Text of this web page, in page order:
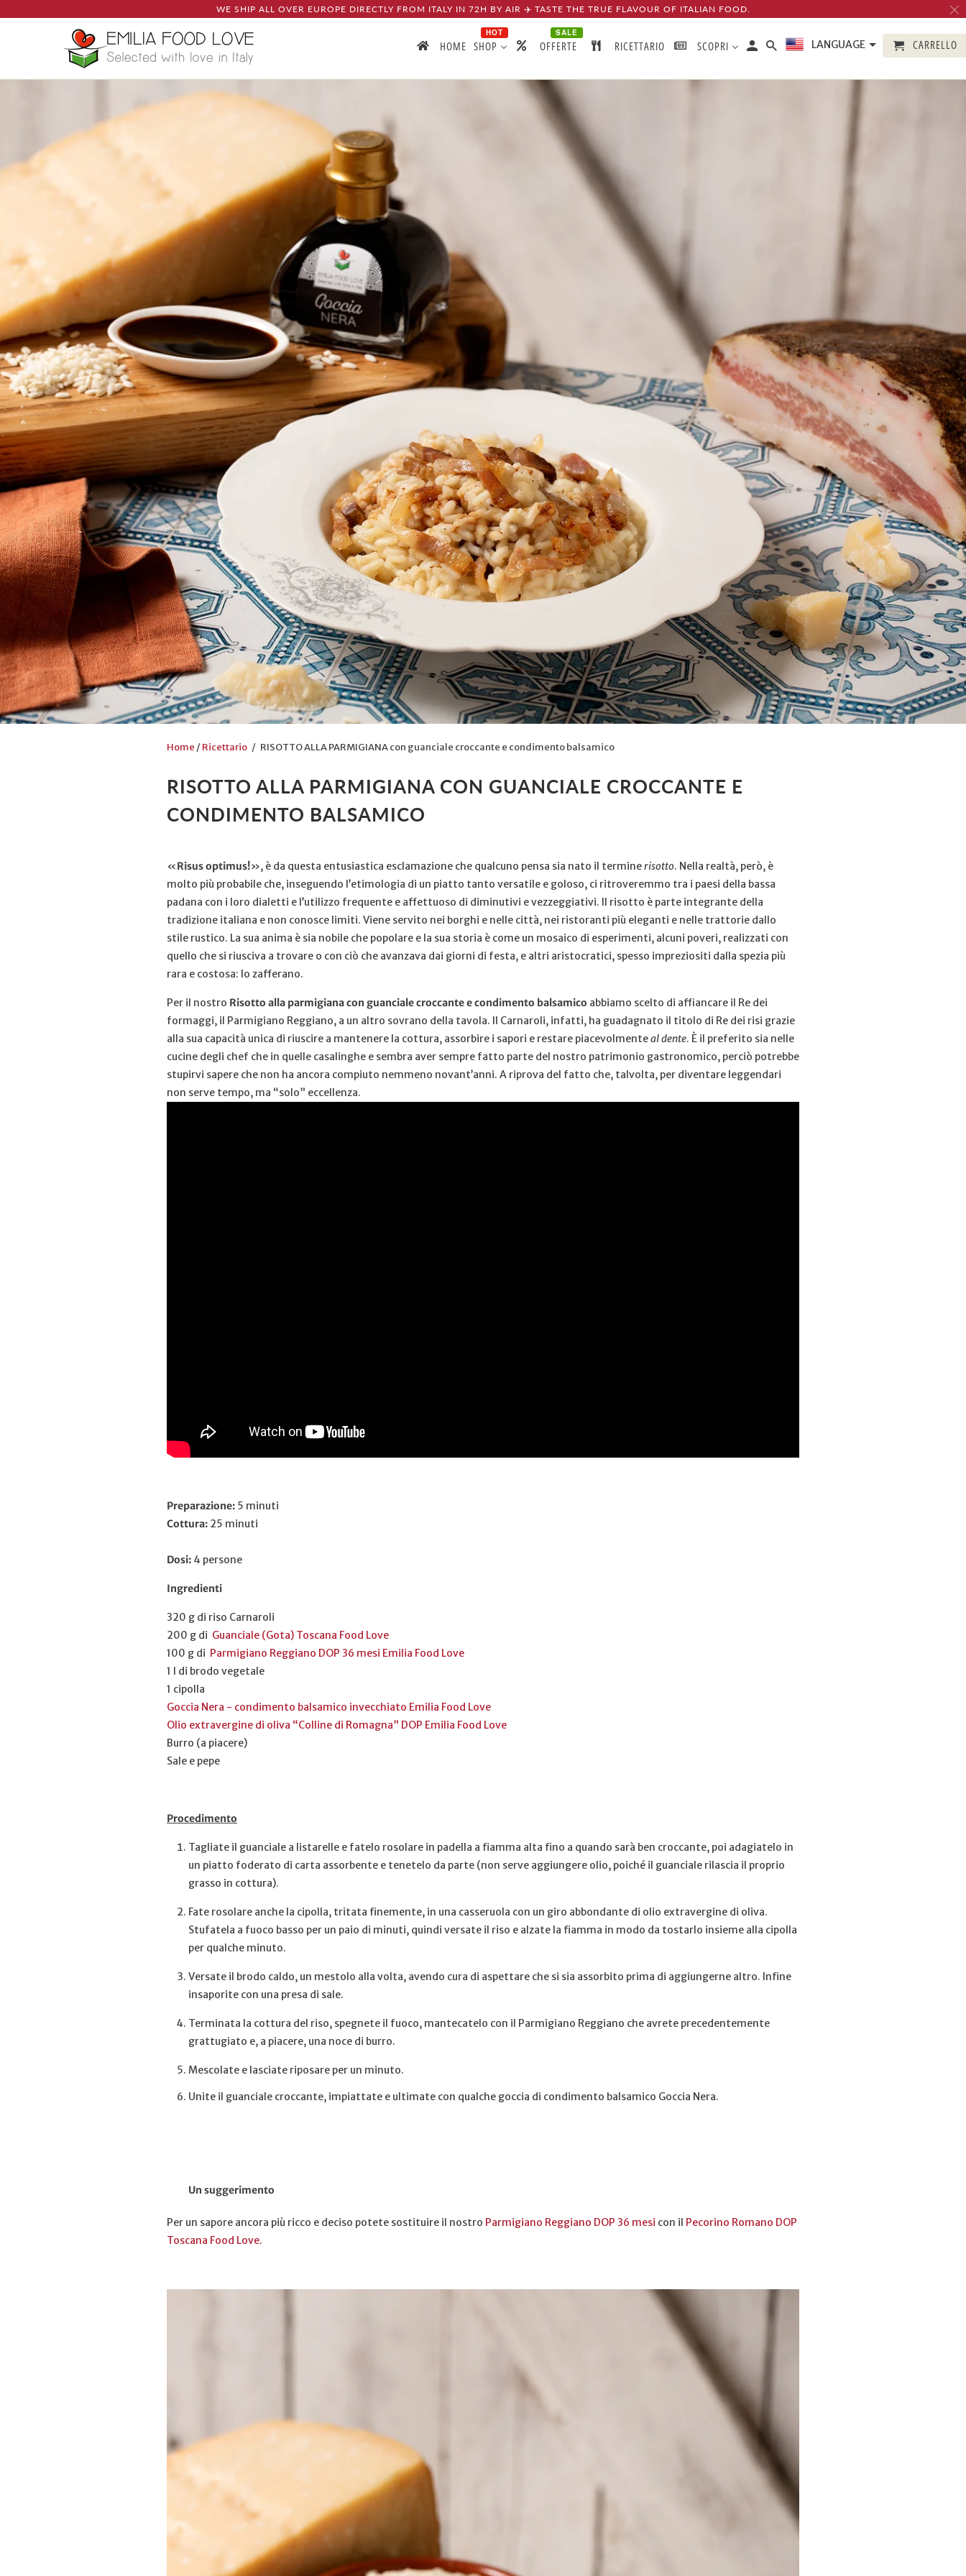
Home /Ricettario / RISOTTO ALLA PARMIGIANA con guanciale croccante e condimento balsamico
RISOTTO ALLA PARMIGIANA CON GUANCIALE CROCCANTE E
CONDIMENTO BALSAMICO
«Risus optimus!», è da questa entusiastica esclamazione che qualcuno pensa sia nato il terminerisotto. Nella realtà, però, è
molto più probabile che, inseguendo l’etimologia di un piatto tanto versatile e goloso, ci ritroveremmo tra i paesi della bassa
padana con i loro dialetti e l’utilizzo frequente e affettuoso di diminutivi e vezzeggiativi. Il risotto è parte integrante della
tradizione italiana e non conosce limiti. Viene servito nei borghi e nelle città, nei ristoranti più eleganti e nelle trattorie dallo
stile rustico. La sua anima è sia nobile che popolare e la sua storia è come un mosaico di esperimenti, alcuni poveri, realizzati con
quello che si riusciva a trovare o con ciò che avanzava dai giorni di festa, e altri aristocratici, spesso impreziositi dalla spezia più
rara e costosa: lo zafferano.
Per il nostro Risotto alla parmigiana con guanciale croccante e condimento balsamico abbiamo scelto di affiancare il Re dei
formaggi, il Parmigiano Reggiano, a un altro sovrano della tavola. Il Carnaroli, infatti, ha guadagnato il titolo di Re dei risi grazie
alla sua capacità unica di riuscire a mantenere la cottura, assorbire i sapori e restare piacevolmenteal dente. È il preferito sia nelle
cucine degli chef che in quelle casalinghe e sembra aver sempre fatto parte del nostro patrimonio gastronomico, perciò potrebbe
stupirvi sapere che non ha ancora compiuto nemmeno novant’anni. A riprova del fatto che, talvolta, per diventare leggendari
non serve tempo, ma “solo” eccellenza.
Preparazione: 5 minuti
Cottura: 25 minuti
Dosi: 4 persone
Ingredienti
320 g di riso Carnaroli
200 g di Guanciale (Gota) Toscana Food Love
100 g di Parmigiano Reggiano DOP 36 mesi Emilia Food Love
1 l di brodo vegetale
1 cipolla
Goccia Nera - condimento balsamico invecchiato Emilia Food Love
Olio extravergine di oliva “Colline di Romagna” DOP Emilia Food Love
Burro (a piacere)
Sale e pepe
Procedimento
Tagliate il guanciale a listarelle e fatelo rosolare in padella a fiamma alta fino a quando sarà ben croccante, poi adagiatelo in
un piatto foderato di carta assorbente e tenetelo da parte (non serve aggiungere olio, poiché il guanciale rilascia il proprio
grasso in cottura).
Fate rosolare anche la cipolla, tritata finemente, in una casseruola con un giro abbondante di olio extravergine di oliva.
Stufatela a fuoco basso per un paio di minuti, quindi versate il riso e alzate la fiamma in modo da tostarlo insieme alla cipolla
per qualche minuto.
Versate il brodo caldo, un mestolo alla volta, avendo cura di aspettare che si sia assorbito prima di aggiungerne altro. Infine
insaporite con una presa di sale.
Terminata la cottura del riso, spegnete il fuoco, mantecatelo con il Parmigiano Reggiano che avrete precedentemente
grattugiato e, a piacere, una noce di burro.
Mescolate e lasciate riposare per un minuto.
Unite il guanciale croccante, impiattate e ultimate con qualche goccia di condimento balsamico Goccia Nera.
Un suggerimento
Per un sapore ancora più ricco e deciso potete sostituire il nostro Parmigiano Reggiano DOP 36 mesi con il Pecorino Romano DOP
Toscana Food Love.
WE SHIP ALL OVER EUROPE DIRECTLY FROM ITALY IN 72H BY AIR ✈️ TASTE THE TRUE FLAVOUR OF ITALIAN FOOD.
HOME SHOP
HOT
OFFERTE
SALE
RICETTARIO SCOPRI LANGUAGE CARRELLO